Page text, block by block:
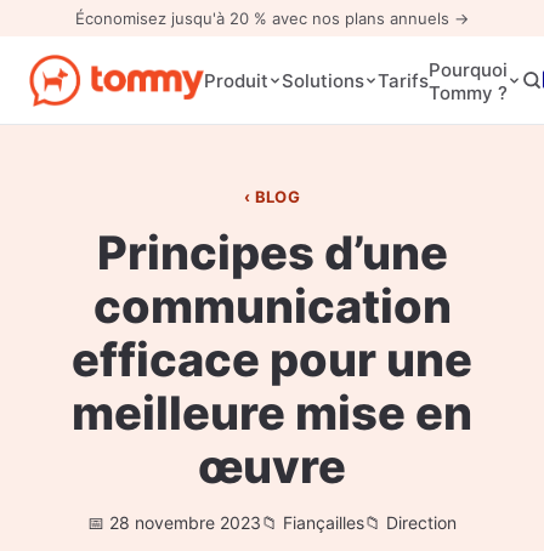
Économisez jusqu'à 20 % avec nos plans annuels →
Produit Solutions TarifsPourquoi
Tommy ?
BLOG
Principes d’une
communication
efficace pour une
meilleure mise en
œuvre
28 novembre 2023 Fiançailles Direction